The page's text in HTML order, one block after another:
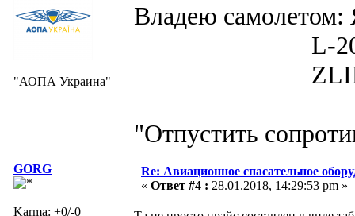
"АОПА Украина"
Владею
L-200D
ZLIN 526
"Отпустить
GORG
Karma: +0/-0
Re: Авиационное спасательное
« Ответ #4 : 28.01.2018, 14:29:53 pm »